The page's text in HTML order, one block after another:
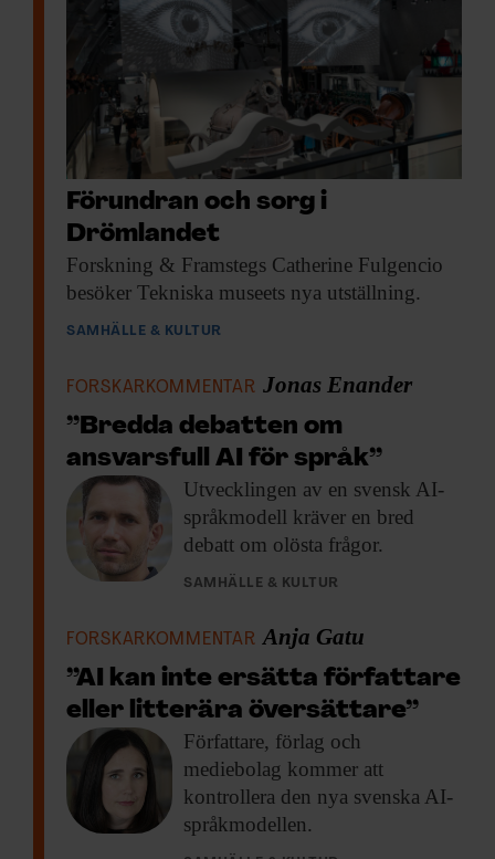
Förundran och sorg i
Drömlandet
Forskning & Framstegs Catherine Fulgencio
besöker Tekniska museets nya utställning.
SAMHÄLLE & KULTUR
FORSKARKOMMENTAR Jonas Enander
”Bredda debatten om
ansvarsfull AI för språk”
Utvecklingen av en svensk AI-
språkmodell kräver en bred
debatt om olösta frågor.
SAMHÄLLE & KULTUR
FORSKARKOMMENTAR Anja Gatu
”AI kan inte ersätta författare
eller litterära översättare”
Författare, förlag och
mediebolag kommer att
kontrollera den nya svenska AI-
språkmodellen.